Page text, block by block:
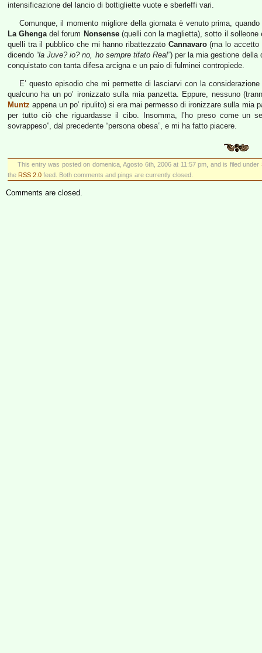
intensificazione del lancio di bottigliette vuote e sberleffi vari.
Comunque, il momento migliore della giornata è venuto prima,
La Ghengadel forum Nonsense(quelli con la maglietta), sotto il solleone
quelli tra il pubblico che mi hanno ribattezzato Cannavaro(ma lo accetto
dicendo “la Juve? io? no, ho sempre tifato Real”) per la mia gestione della
conquistato con tanta difesa arcigna e un paio di fulminei contropiede.
E’ questo episodio che mi permette di lasciarvi con la
qualcuno ha un po’ ironizzato sulla mia panzetta. Eppure, nessuno
Muntz appena un po’ ripulito) si era mai permesso di ironizzare sulla mia
per tutto ciò che riguardasse il cibo. Insomma, l’ho preso come un
sovrappeso”, dal precedente “persona obesa”, e mi ha fatto piacere.
This entry was posted on domenica, Agosto 6th, 2006 at 11:57 pm, and is filed under
the RSS 2.0 feed. Both comments and pings are currently closed.
Comments are closed.